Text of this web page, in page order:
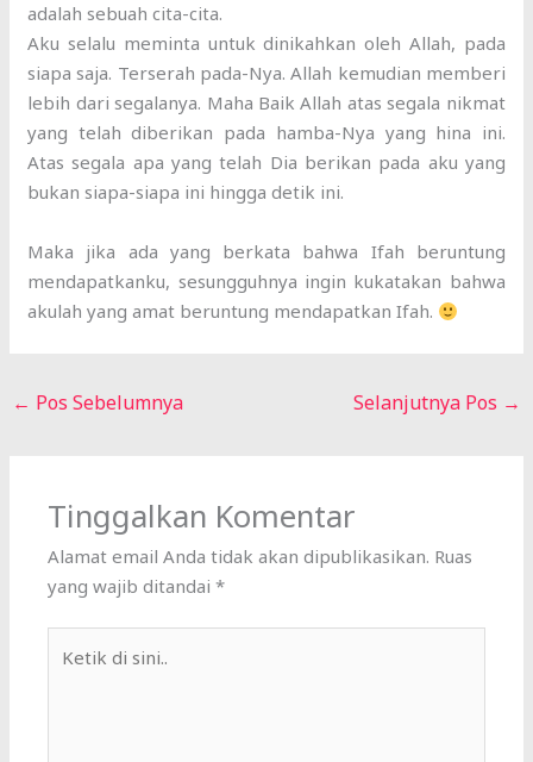
adalah sebuah cita-cita.
Aku selalu meminta untuk dinikahkan oleh Allah, pada
siapa saja. Terserah pada-Nya. Allah kemudian memberi
lebih dari segalanya. Maha Baik Allah atas segala nikmat
yang telah diberikan pada hamba-Nya yang hina ini.
Atas segala apa yang telah Dia berikan pada aku yang
bukan siapa-siapa ini hingga detik ini.
Maka jika ada yang berkata bahwa Ifah beruntung
mendapatkanku, sesungguhnya ingin kukatakan bahwa
akulah yang amat beruntung mendapatkan Ifah.
← Pos Sebelumnya Selanjutnya Pos →
Tinggalkan Komentar
Alamat email Anda tidak akan dipublikasikan. Ruas
yang wajib ditandai*